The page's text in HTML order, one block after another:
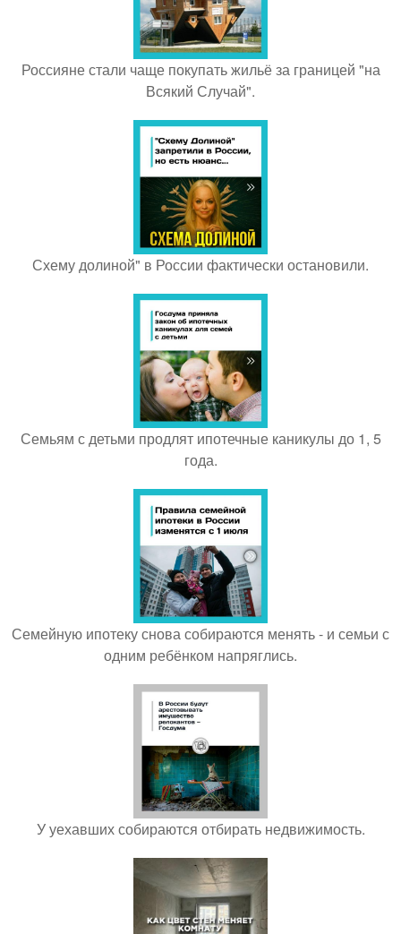
Россияне стали чаще покупать жильё за границей "на
Всякий Случай".
Схему долиной" в России фактически остановили.
Семьям с детьми продлят ипотечные каникулы до 1, 5
года.
Семейную ипотеку снова собираются менять - и семьи с
одним ребёнком напряглись.
У уехавших собираются отбирать недвижимость.